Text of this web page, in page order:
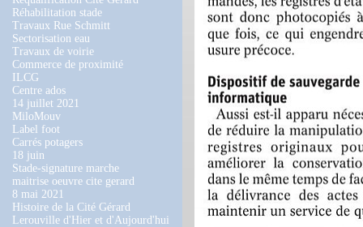
Réhabilitation stade
Travaux Rue Schmitt
Sectorisation eau
Travaux de voirie
Commerce de proximité
ILCG
Centre ados
14 juillet 2021
MiloMouv
Label foot
Carrés potagers
18 juin
Stade-signature marche
maitrise oeuvre cite gerard
8 mai 2021
Histoire de la Cité Gérard
Lerouville d'Hier et d'Aujourd'hui